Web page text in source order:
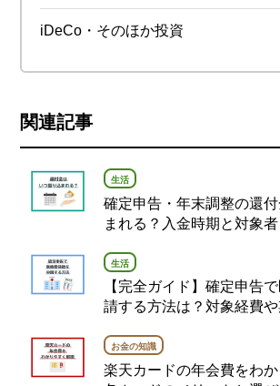
iDeCo・そのほか投資
関連記事
生活
確定申告・年末調整の還
まれる？入金時期と対象者
生活
【完全ガイド】確定申告
請する方法は？対象経費
お金の知識
楽天カードの年会費をわか